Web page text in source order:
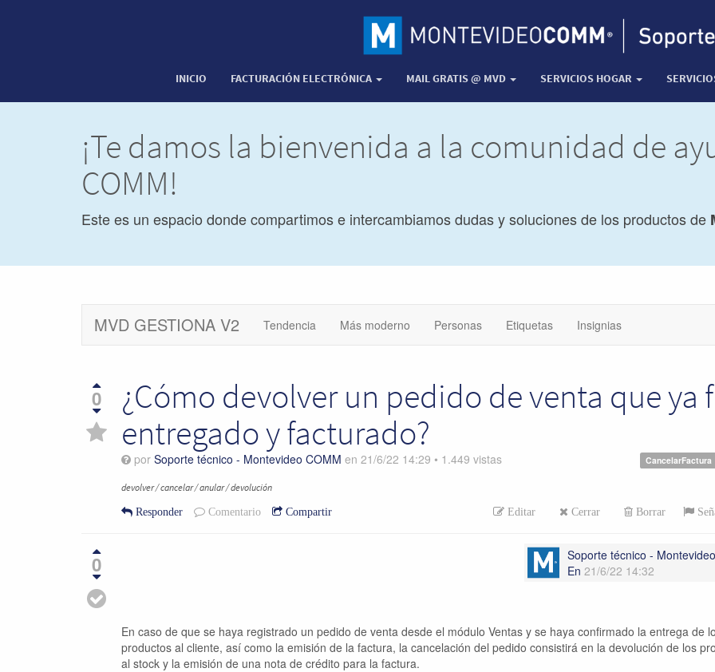
INICIO FACTURACIÓN ELECTRÓNICA MAIL GRATIS @ MVD SERVICIOS HOGAR
¡Te damos la bienvenida a la comunidad de
COMM!
Este es un espacio donde compartimos e intercambiamos dudas y soluciones de los productos de
MVD GESTIONA V2 Tendencia Más moderno Personas Etiquetas Insignias
0
¿Cómo devolver un pedido de venta que ya
entregado y facturado?
CancelarFactura
por Soporte técnico - Montevideo COMM en 21/6/22 14:29 • 1.449 vistas
devolver / cancelar / anular / devolución
Editar Cerrar Borrar
Responder Comentario Compartir
0
Soporte técnico -
En 21/6/22 14:32
En caso de que se haya registrado un pedido de venta desde el módulo Ventas y se haya confirmado la entrega de
productos al cliente, así como la emisión de la factura, la cancelación del pedido consistirá en la devolución de los
al stock y la emisión de una nota de crédito para la factura.